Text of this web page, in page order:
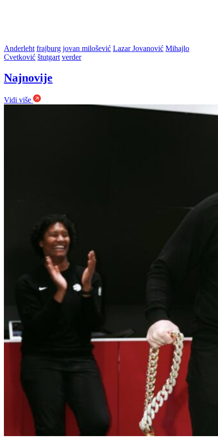
Anderleht frajburg jovan milošević Lazar Jovanović Mihajlo
Cvetković štutgart verder
Najnovije
Vidi više